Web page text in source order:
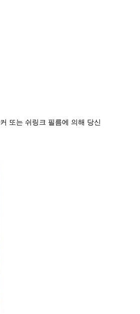
또는 쉬링크 필름에 의해 당신